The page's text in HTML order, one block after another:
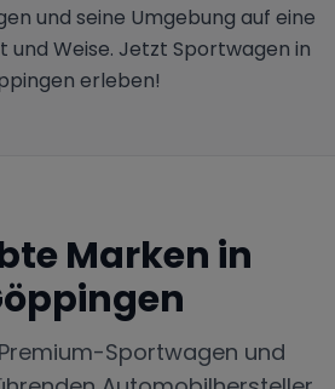
und seine Umgebung auf eine
und Weise. Jetzt Sportwagen in
erleben!
Marken in
Sportwagen und